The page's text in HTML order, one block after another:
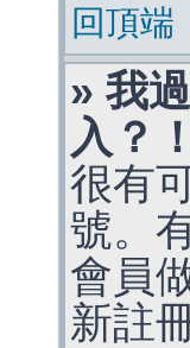
回頂端
» 我
入？！
很有
號。
會員
新註